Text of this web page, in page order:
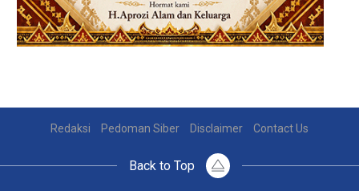
Redaksi Pedoman Siber Disclaimer Contact Us
Back to Top